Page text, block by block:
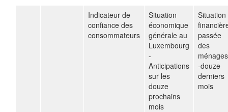
Indicateur de
confiance des
consommateurs
Situation
économique
générale au
Luxembourg
-
Anticipations
sur les
douze
prochains
mois
Situation
passée
des
ménages
-douze
derniers
mois